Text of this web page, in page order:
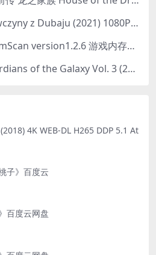
迪拜的女孩 Dziewczyny z Dubaju (2021) 1080P 中字
IOS 越狱软件iMemScan version1.2.6 游戏内存修改器
银河护卫队3 Guardians of the Galaxy Vol. 3 (2023)4K高清资源1080p只分享精品
4K WEB-DL H265 DDP 5.1 At
子》百度云
百度云网盘